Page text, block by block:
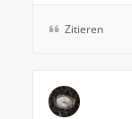
Zitieren